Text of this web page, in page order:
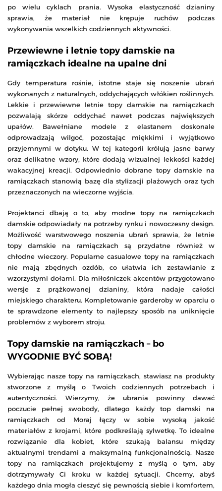
po wielu cyklach prania. Wysoka elastyczność dzianiny
sprawia, że materiał nie krępuje ruchów podczas
wykonywania wszelkich codziennych aktywności.
Przewiewne i letnie topy damskie na
ramiączkach idealne na upalne dni
Gdy temperatura rośnie, istotne staje się noszenie ubrań
wykonanych z naturalnych, oddychających włókien roślinnych.
Lekkie i przewiewne letnie topy damskie na ramiączkach
pozwalają skórze oddychać nawet podczas największych
upałów. Bawełniane modele z elastanem doskonale
odprowadzają wilgoć, pozostając miękkimi i wyjątkowo
przyjemnymi w dotyku. W tej kategorii królują jasne barwy
oraz delikatne wzory, które dodają wizualnej lekkości każdej
wakacyjnej kreacji. Odpowiednio dobrane topy damskie na
ramiączkach stanowią bazę dla stylizacji plażowych oraz tych
przeznaczonych na wieczorne wyjścia.
Projektanci dbają o to, aby modne topy na ramiączkach
damskie odpowiadały na potrzeby rynku i nowoczesny design.
Możliwość warstwowego noszenia ubrań sprawia, że letnie
topy damskie na ramiączkach są przydatne również w
chłodne wieczory. Popularne casualowe topy na ramiączkach
nie mają zbędnych ozdób, co ułatwia ich zestawianie z
wzorzystymi dołami. Dla miłośniczek akcentów przygotowano
wersje z prążkowanej dzianiny, która nadaje całości
miejskiego charakteru. Kompletowanie garderoby w oparciu o
te sprawdzone elementy to najlepszy sposób na uniknięcie
problemów z wyborem stroju.
Topy damskie na ramiączkach – bo
WYGODNIE BYĆ SOBĄ!
Wybierając nasze topy na ramiączkach, stawiasz na produkty
stworzone z myślą o Twoich codziennych potrzebach i
autentyczności. Wierzymy, że ubrania powinny dawać
poczucie pełnej swobody, dlatego każdy top damski na
ramiączkach od Moraj łączy w sobie wysoką jakość
materiałów z krojami, które podkreślają sylwetkę. To idealne
rozwiązanie dla kobiet, które szukają balansu między
aktualnymi trendami a maksymalną funkcjonalnością. Nasze
topy na ramiączkach projektujemy z myślą o tym, aby
dotrzymywały Ci kroku w każdej sytuacji. Chcemy, abyś
każdego dnia mogła cieszyć się pewnością siebie i komfortem,